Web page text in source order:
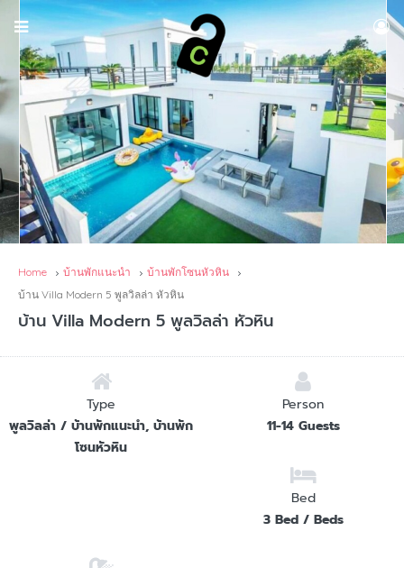
Home บ้านพักแนะนำ
บ้านพักโซนหัวหิน
บ้าน Villa Modern 5 พูลวิลล่า หัวหิน
บ้าน Villa Modern 5 พูลวิลล่า หัวหิน
Type
พูลวิลล่า / บ้านพักแนะนำ, บ้านพัก
โซนหัวหิน
Person
11-14 Guests
Bed
3 Bed / Beds